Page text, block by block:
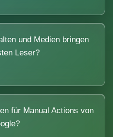
und Medien bringen
Leser?
für Manual Actions von